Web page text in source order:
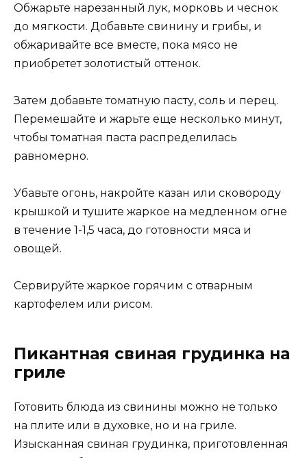
Обжарьте нарезанный лук, морковь и чеснок
до мягкости. Добавьте свинину и грибы, и
обжаривайте все вместе, пока мясо не
приобретет золотистый оттенок.
Затем добавьте томатную пасту, соль и перец.
Перемешайте и жарьте еще несколько минут,
чтобы томатная паста распределилась
равномерно.
Убавьте огонь, накройте казан или сковороду
крышкой и тушите жаркое на медленном огне
в течение 1-1,5 часа, до готовности мяса и
овощей.
Сервируйте жаркое горячим с отварным
картофелем или рисом.
Пикантная свиная грудинка на
гриле
Готовить блюда из свинины можно не только
на плите или в духовке, но и на гриле.
Изысканная свиная грудинка, приготовленная